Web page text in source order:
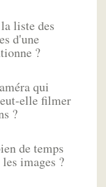
liste des
d'une
?
qui
elle filmer
?
de temps
images ?